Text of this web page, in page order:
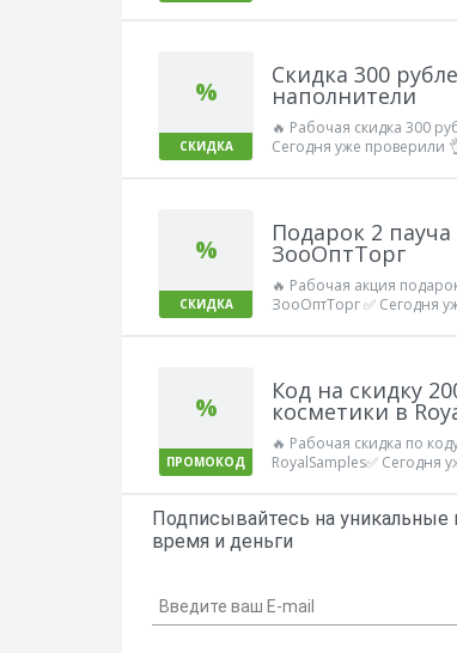
%
СКИДКА
Скидка 300
наполнители
🔥 Рабочая скидка 300
Сегодня уже проверили
%
СКИДКА
Подарок 2
ЗооОптТорг
🔥 Рабочая акция
ЗооОптТорг ✅ Сегодня
%
ПРОМОКОД
Код на скидку
косметики в
🔥 Рабочая скидка по
RoyalSamples✅ Сегодня
Подписывайтесь на уникальные
время и деньги